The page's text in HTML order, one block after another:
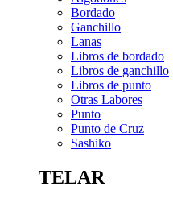
Bordado
Ganchillo
Lanas
Libros de bordado
Libros de ganchillo
Libros de punto
Otras Labores
Punto
Punto de Cruz
Sashiko
TELAR